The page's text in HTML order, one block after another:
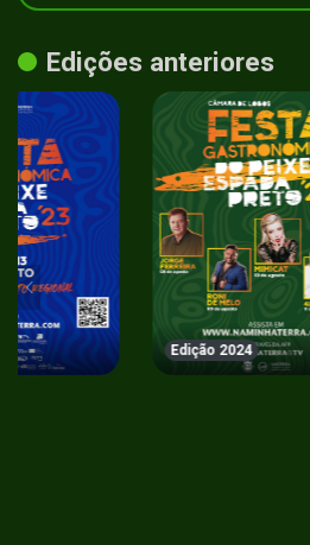
Edições anteriores
Edição 2024